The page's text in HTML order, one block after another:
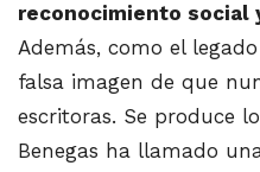
reconocimiento social
Además, como el
falsa imagen de que
escritoras. Se produce
Benegas ha llamado